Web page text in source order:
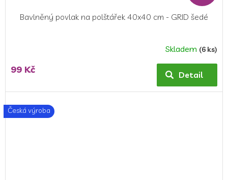
Bavlněný povlak na polštářek 40x40 cm - GRID šedé
Skladem (6 ks)
99 Kč Detail
Česká výroba